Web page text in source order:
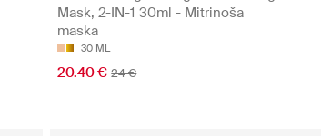
Mask, 2-IN-1 30ml - Mitrinoša
maska
30 ML
20.40 € 24 €